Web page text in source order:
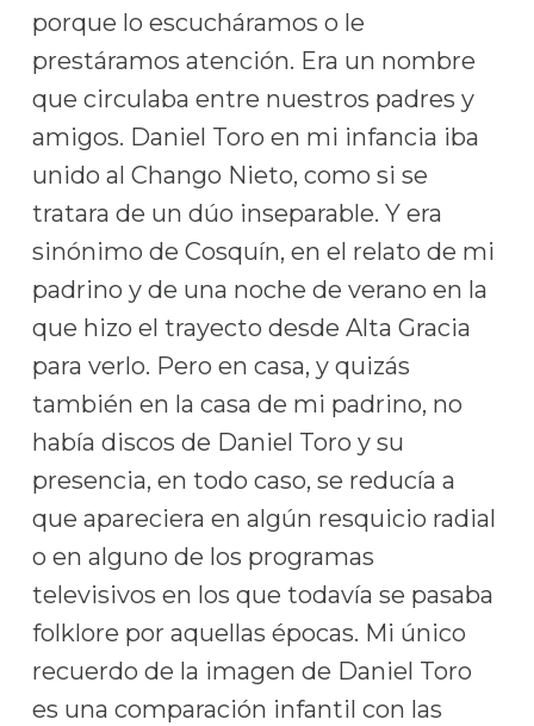
porque lo escucháramos o le
prestáramos atención. Era un nombre
que circulaba entre nuestros padres y
amigos. Daniel Toro en mi infancia iba
unido al Chango Nieto, como si se
tratara de un dúo inseparable. Y era
sinónimo de Cosquín, en el relato de mi
padrino y de una noche de verano en la
que hizo el trayecto desde Alta Gracia
para verlo. Pero en casa, y quizás
también en la casa de mi padrino, no
había discos de Daniel Toro y su
presencia, en todo caso, se reducía a
que apareciera en algún resquicio radial
o en alguno de los programas
televisivos en los que todavía se pasaba
folklore por aquellas épocas. Mi único
recuerdo de la imagen de Daniel Toro
es una comparación infantil con las